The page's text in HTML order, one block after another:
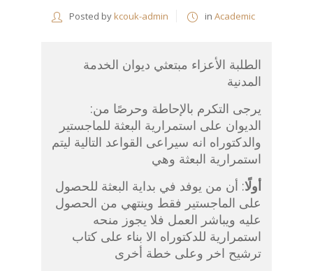
Posted bykcouk-admin in Academic
الطلبة الأعزاء مبتعثي ديوان الخدمة
المدنية
:يرجى التكرم بالإحاطة وحرصًا من
الديوان على استمرارية البعثة للماجستير
والدكتوراه انه سيراعى القواعد التالية ليتم
استمرارية البعثة وهي
أولًا: أن من يوفد في بداية البعثة للحصول
على الماجستير فقط وينتهي من الحصول
عليه ويباشر العمل فلا يجوز منحه
استمرارية للدكتوراه الا بناء على كتاب
ترشيح اخر وعلى خطة أخرى